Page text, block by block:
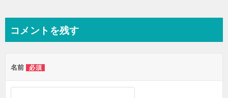
コメントを残す
名前 必須